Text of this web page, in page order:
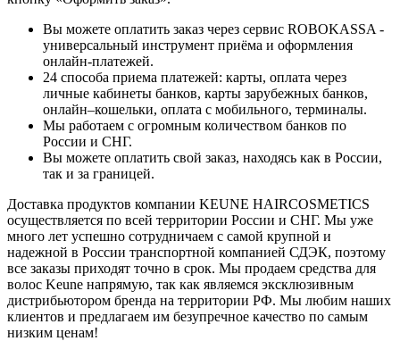
Вы можете оплатить заказ через сервис ROBOKASSA -
универсальный инструмент приёма и оформления
онлайн-платежей.
24 способа приема платежей: карты, оплата через
личные кабинеты банков, карты зарубежных банков,
онлайн–кошельки, оплата с мобильного, терминалы.
Мы работаем с огромным количеством банков по
России и СНГ.
Вы можете оплатить свой заказ, находясь как в России,
так и за границей.
Доставка продуктов компании KEUNE HAIRCOSMETICS
осуществляется по всей территории России и СНГ. Мы уже
много лет успешно сотрудничаем с самой крупной и
надежной в России транспортной компанией СДЭК, поэтому
все заказы приходят точно в срок. Мы продаем средства для
волос Keune напрямую, так как являемся эксклюзивным
дистрибьютором бренда на территории РФ. Мы любим наших
клиентов и предлагаем им безупречное качество по самым
низким ценам!